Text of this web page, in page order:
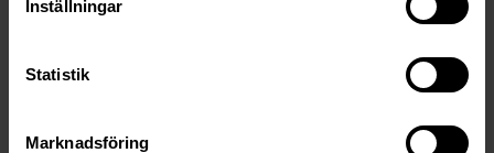
Inställningar
Statistik
Marknadsföring